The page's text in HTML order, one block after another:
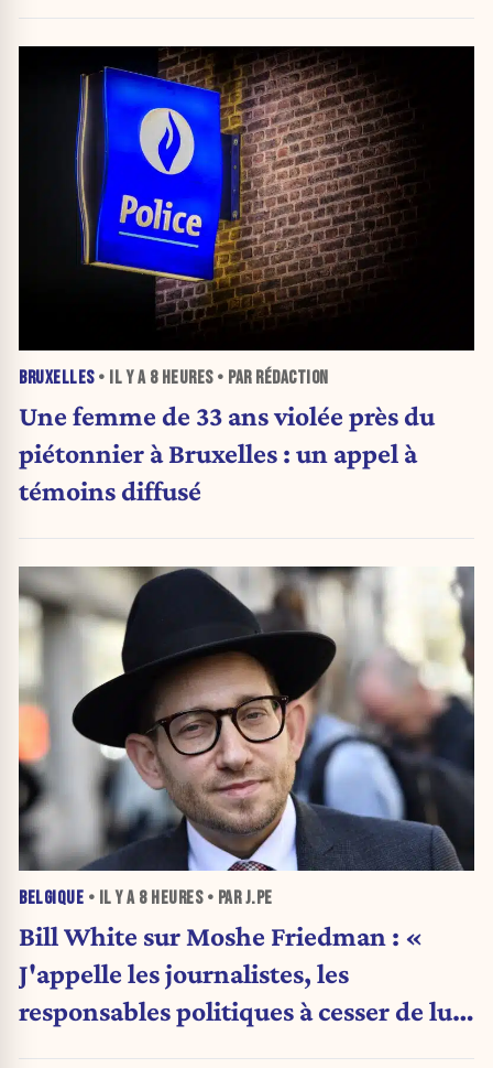
BRUXELLES• IL Y A 8 HEURES• PAR RÉDACTION
Une femme de 33 ans violée près du
piétonnier à Bruxelles : un appel à
témoins diffusé
BELGIQUE • IL Y A 8 HEURES• PAR J.PE
Bill White sur Moshe Friedman : «
J'appelle les journalistes, les
responsables politiques à cesser de lui